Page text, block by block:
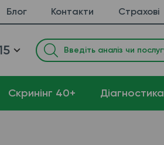
Блог Контакти Страхові
Cкринінг 40+ Діагностика